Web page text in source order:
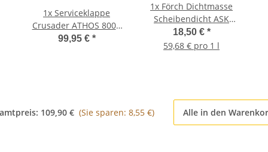
1x Serviceklappe
Crusader ATHOS 800 -
800 x 300 mm - weiß
99,95 € *
1x Förch Dichtmasse
Scheibendicht ASK
abtupfbar - 310ml -
schwarz
18,50 € *
59,68 € pro 1 l
109,90 € (Sie sparen: 8,55 €) Alle in den